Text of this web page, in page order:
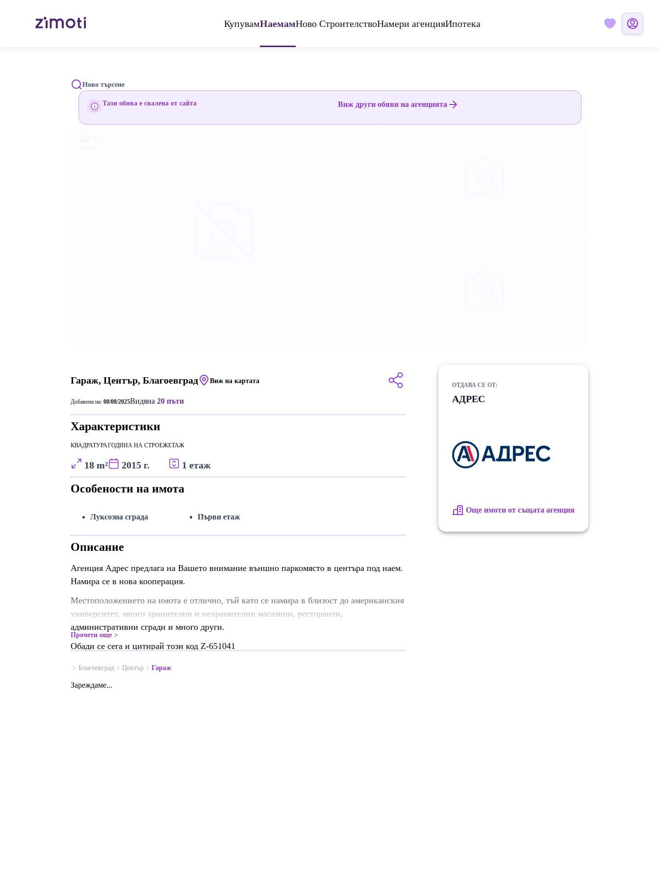
КупувамНаемамНово СтроителствоНамери агенцияИпотека
Ново търсене
Тази обява е свалена от сайта Виж други обяви на агенцията
Гараж, Център, Благоевград Виж на картата
Добавена на: 08/08/2025Видяна 20 пъти
Характеристики
КВАДРАТУРА
18 m²
ГОДИНА НА СТРОЕЖ
2015 г.
ЕТАЖ
1 етаж
Особености на имота
Луксозна сграда Първи етаж
Описание
Агенция Адрес предлага на Вашето внимание външно паркомясто в центъра под наем.
Намира се в нова кооперация.
Местоположението на имота е отлично, тъй като се намира в близост до американския
университет, много хранителни и нехранителни магазини, ресторанти,
административни сгради и много други.
Обади се сега и цитирай този код Z-651041
Прочети още
ОТДАВА СЕ ОТ:
АДРЕС
Още имоти от същата агенция
Благоевград Център Гараж
Зареждаме...